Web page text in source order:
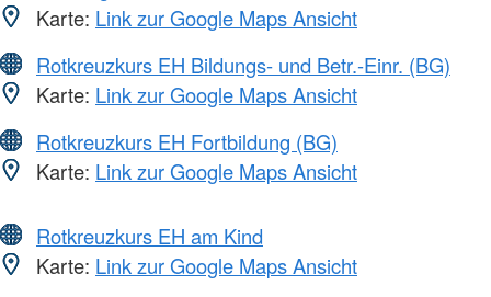
Karte: Link zur Google Maps Ansicht
Rotkreuzkurs EH Bildungs- und Betr.-Einr. (BG)
Karte: Link zur Google Maps Ansicht
Rotkreuzkurs EH Fortbildung (BG)
Karte: Link zur Google Maps Ansicht
Rotkreuzkurs EH am Kind
Karte: Link zur Google Maps Ansicht